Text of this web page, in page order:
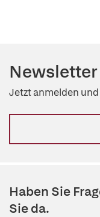
Newsletter
Jetzt anmelden
Haben Sie
Sie da.